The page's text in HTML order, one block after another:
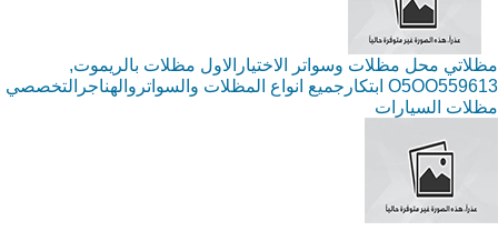
مظلاتي محل مظلات وسواتر الاختيارالاول مظلات بالريموت,
O5OO559613 ابتكارجميع انواع المظلات والسواتروالهناجرالتخصصي
مظلات السيارات